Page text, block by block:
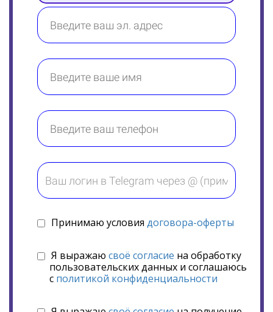
Принимаю условия договора-оферты
Я выражаю своё согласие на обработку
пользовательских данных и соглашаюсь
с политикой конфиденциальности